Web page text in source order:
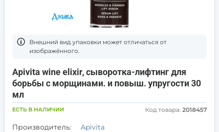
Bнешний вид упаковки может отличаться от
изображённого.
Apivita wine elixir, сыворотка-лифтинг для
борьбы с морщинами. и повыш. упругости 30
мл
ЕСТЬ В НАЛИЧИИ Код товара: 2018457
Производитель:
Apivita